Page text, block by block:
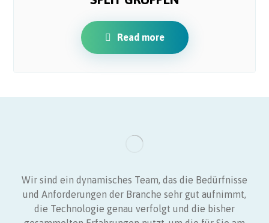
Read more
Wir sind ein dynamisches Team, das die Bedürfnisse
und Anforderungen der Branche sehr gut aufnimmt,
die Technologie genau verfolgt und die bisher